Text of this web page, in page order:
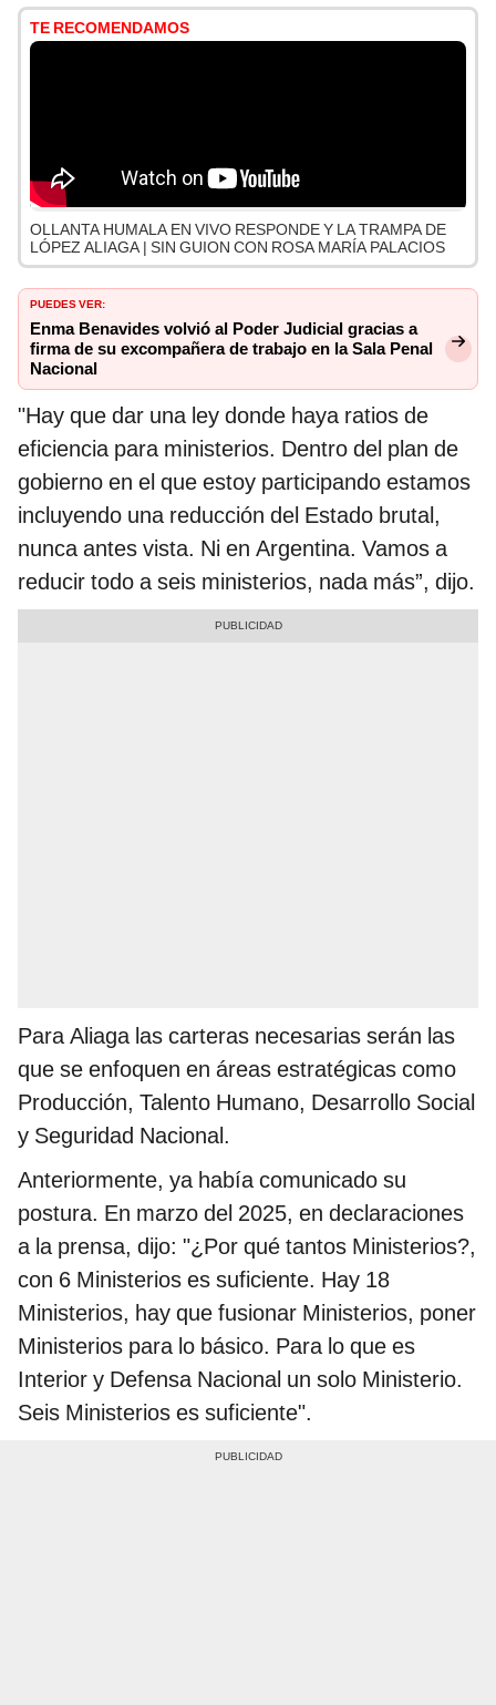
TE RECOMENDAMOS
OLLANTA HUMALA EN VIVO RESPONDE Y LA TRAMPA DE
LÓPEZ ALIAGA | SIN GUION CON ROSA MARÍA PALACIOS
PUEDES VER:
Enma Benavides volvió al Poder Judicial gracias a
firma de su excompañera de trabajo en la Sala Penal
Nacional
"Hay que dar una ley donde haya ratios de
eficiencia para ministerios. Dentro del plan de
gobierno en el que estoy participando estamos
incluyendo una reducción del Estado brutal,
nunca antes vista. Ni en Argentina. Vamos a
reducir todo a seis ministerios, nada más”, dijo.
Para Aliaga las carteras necesarias serán las
que se enfoquen en áreas estratégicas como
Producción, Talento Humano, Desarrollo Social
y Seguridad Nacional.
Anteriormente, ya había comunicado su
postura. En marzo del 2025, en declaraciones
a la prensa, dijo: "¿Por qué tantos Ministerios?,
con 6 Ministerios es suficiente. Hay 18
Ministerios, hay que fusionar Ministerios, poner
Ministerios para lo básico. Para lo que es
Interior y Defensa Nacional un solo Ministerio.
Seis Ministerios es suficiente".